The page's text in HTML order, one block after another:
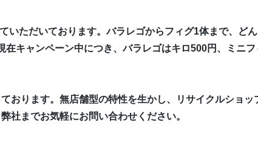
いただいております。バラレゴからフィグ1体まで、ど
キャンペーン中につき、バラレゴはキロ500円、ミニ
おります。無店舗型の特性を生かし、リサイクルショッ
社までお気軽にお問い合わせください。